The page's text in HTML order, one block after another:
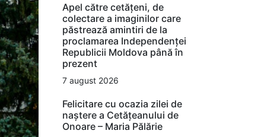
Apel către cetățeni, de
colectare a imaginilor care
păstrează amintiri de la
proclamarea Independenței
Republicii Moldova până în
prezent
7 august 2026
Felicitare cu ocazia zilei de
naștere a Cetățeanului de
Onoare – Maria Pălărie